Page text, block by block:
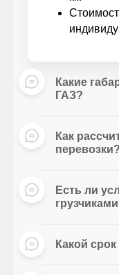
Какие
ГАЗ?
Как
перевозки?
Есть ли
Какой